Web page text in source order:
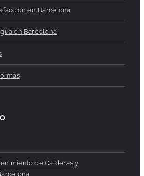
en Barcelona
en Barcelona
de Calderas y